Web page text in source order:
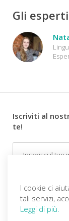
Gli
Iscriviti al
te!
Email
Follow us
I cookie ci
tali servizi,
Leggi di più.